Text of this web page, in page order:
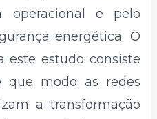
operacional e pelo
energética. O
este estudo consiste
que modo as redes
a transformação